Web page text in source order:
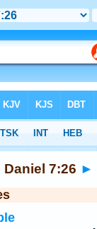
Daniel 7:26 ►